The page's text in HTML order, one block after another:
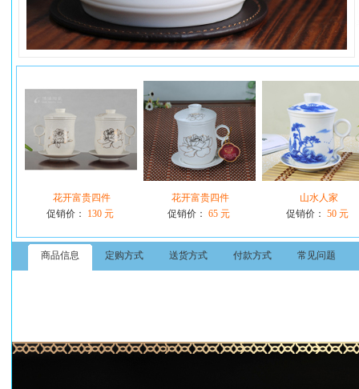
花开富贵四件
促销价：
130 元
花开富贵四件
促销价： 65 元
山水人家
促销价： 50 元
商品信息 定购方式 送货方式 付款方式 常见问题